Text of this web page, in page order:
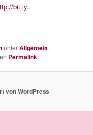
bit.ly..
unterAllgemein
Permalink.
von WordPress